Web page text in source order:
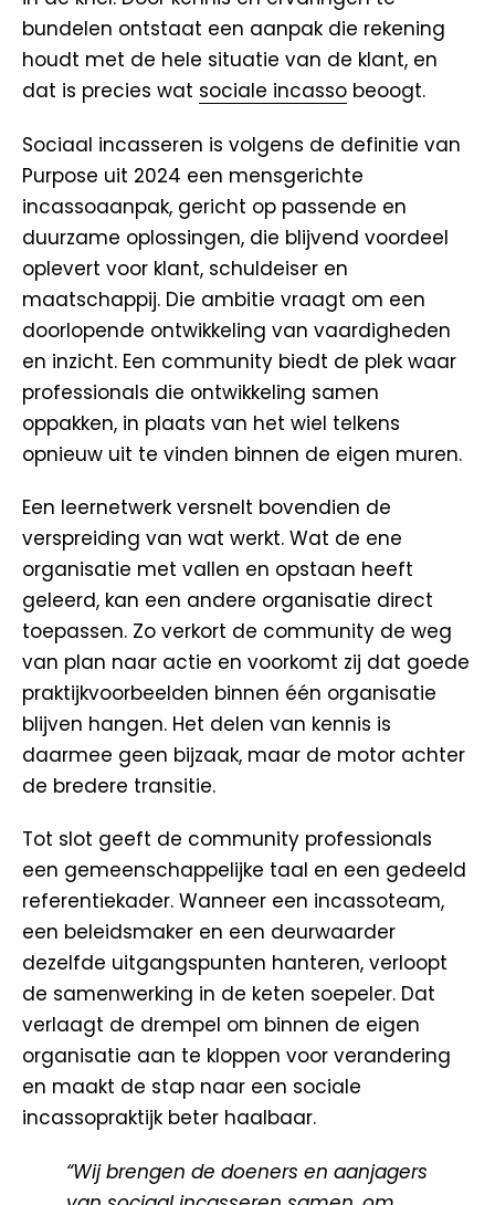
bundelen ontstaat een aanpak die rekening
houdt met de hele situatie van de klant, en
dat is precies wat sociale incasso beoogt.
Sociaal incasseren is volgens de definitie van
Purpose uit 2024 een mensgerichte
incassoaanpak, gericht op passende en
duurzame oplossingen, die blijvend voordeel
oplevert voor klant, schuldeiser en
maatschappij. Die ambitie vraagt om een
doorlopende ontwikkeling van vaardigheden
en inzicht. Een community biedt de plek waar
professionals die ontwikkeling samen
oppakken, in plaats van het wiel telkens
opnieuw uit te vinden binnen de eigen muren.
Een leernetwerk versnelt bovendien de
verspreiding van wat werkt. Wat de ene
organisatie met vallen en opstaan heeft
geleerd, kan een andere organisatie direct
toepassen. Zo verkort de community de weg
van plan naar actie en voorkomt zij dat goede
praktijkvoorbeelden binnen één organisatie
blijven hangen. Het delen van kennis is
daarmee geen bijzaak, maar de motor achter
de bredere transitie.
Tot slot geeft de community professionals
een gemeenschappelijke taal en een gedeeld
referentiekader. Wanneer een incassoteam,
een beleidsmaker en een deurwaarder
dezelfde uitgangspunten hanteren, verloopt
de samenwerking in de keten soepeler. Dat
verlaagt de drempel om binnen de eigen
organisatie aan te kloppen voor verandering
en maakt de stap naar een sociale
incassopraktijk beter haalbaar.
“Wij brengen de doeners en aanjagers